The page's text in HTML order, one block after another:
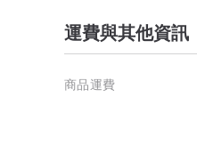
運費與其他資訊
商品運費